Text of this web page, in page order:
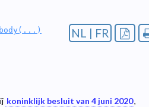
NL | FR
koninklijk besluit van 4 juni 2020,